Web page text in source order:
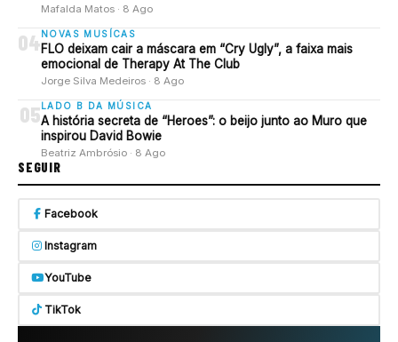
Mafalda Matos · 8 Ago
04NOVAS MUSÍCAS
FLO deixam cair a máscara em “Cry Ugly”, a faixa mais
emocional de Therapy At The Club
Jorge Silva Medeiros · 8 Ago
05 LADO B DA MÚSICA
A história secreta de “Heroes”: o beijo junto ao Muro que
inspirou David Bowie
Beatriz Ambrósio · 8 Ago
SEGUIR
Facebook
Instagram
YouTube
TikTok